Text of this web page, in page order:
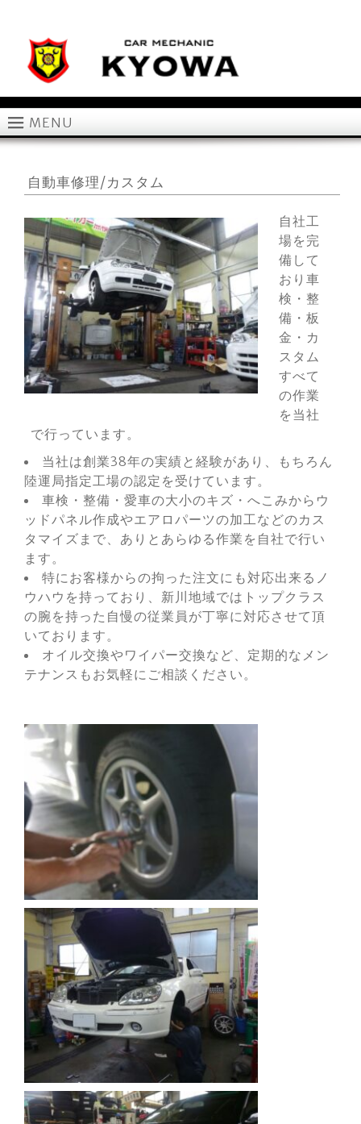
MENU
自動車修理/カスタム
自社工
場を完
備して
おり車
検・整
備・板
金・カ
スタム
すべて
の作業
を当社
で行っています。
当社は創業38年の実績と経験があり、もちろん
陸運局指定工場の認定を受けています。
車検・整備・愛車の大小のキズ・へこみからウ
ッドパネル作成やエアロパーツの加工などのカス
タマイズまで、ありとあらゆる作業を自社で行い
ます。
特にお客様からの拘った注文にも対応出来るノ
ウハウを持っており、新川地域ではトップクラス
の腕を持った自慢の従業員が丁寧に対応させて頂
いております。
オイル交換やワイパー交換など、定期的なメン
テナンスもお気軽にご相談ください。